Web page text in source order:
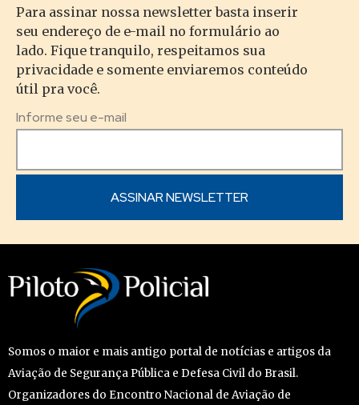
Para assinar nossa newsletter basta inserir
seu endereço de e-mail no formulário ao
lado. Fique tranquilo, respeitamos sua
privacidade e somente enviaremos conteúdo
útil pra você.
Informe seu e-mail
Somos o maior e mais antigo portal de notícias e artigos da
Aviação de Segurança Pública e Defesa Civil do Brasil.
Organizadores do Encontro Nacional de Aviação de